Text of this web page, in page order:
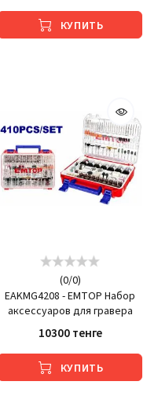
КУПИТЬ
(0/0)
EAKMG4208 - EMTOP Набор
аксессуаров для гравера
10300 тенге
КУПИТЬ